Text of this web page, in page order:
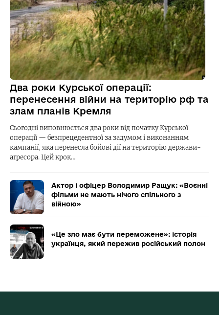
Два роки Курської операції:
перенесення війни на територію рф та
злам планів Кремля
Сьогодні виповнюється два роки від початку Курської
операції — безпрецедентної за задумом і виконанням
кампанії, яка перенесла бойові дії на територію держави-
агресора. Цей крок…
Актор і офіцер Володимир Ращук: «Воєнні
фільми не мають нічого спільного з
війною»
«Це зло має бути переможене»: історія
українця, який пережив російський полон